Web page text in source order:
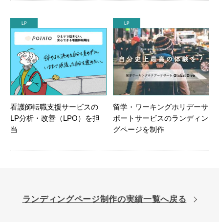
看護師転職支援サービスの
LP分析・改善（LPO）を担
当
留学・ワーキングホリデーサ
ポートサービスのランディン
グページを制作
ランディングページ制作の実績一覧へ戻る